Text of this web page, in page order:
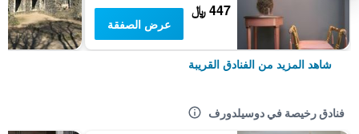
447 ﷼
عرض الصفقة
شاهد المزيد من الفنادق القريبة
فنادق رخيصة في دوسيلدورف